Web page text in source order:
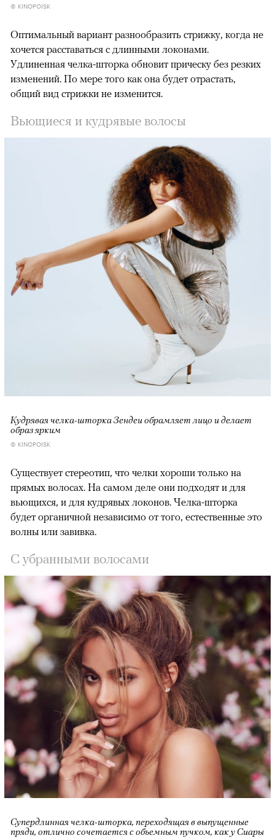
© KINOPOISK
Оптимальный вариант разнообразить стрижку, когда не
хочется расставаться с длинными локонами.
Удлиненная челка-шторка обновит прическу без резких
изменений. По мере того как она будет отрастать,
общий вид стрижки не изменится.
Вьющиеся и кудрявые волосы
Кудрявая челка-шторка Зендеи обрамляет лицо и делает
образ ярким
© KINOPOISK
Существует стереотип, что челки хороши только на
прямых волосах. На самом деле они подходят и для
вьющихся, и для кудрявых локонов. Челка-шторка
будет органичной независимо от того, естественные это
волны или завивка.
С убранными волосами
Супердлинная челка-шторка, переходящая в выпущенные
пряди, отлично сочетается с объемным пучком, как у Cиары